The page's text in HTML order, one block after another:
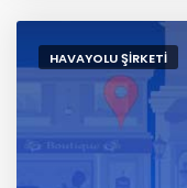
HAVAYOLU ŞIRKETI